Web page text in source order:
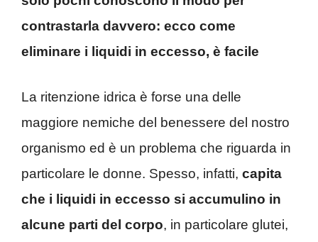
contrastarla davvero: ecco come
eliminare i liquidi in eccesso, è facile
La ritenzione idrica è forse una delle
maggiore nemiche del benessere del nostro
organismo ed è un problema che riguarda in
particolare le donne. Spesso, infatti, capita
che i liquidi in eccesso si accumulino in
alcune parti del corpo, in particolare glutei,